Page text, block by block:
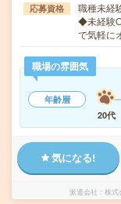
応募資格
職種未経
◆未経験
で気軽に
職場の雰囲気
年齢層
20代
気になる!
派遣会社 株式